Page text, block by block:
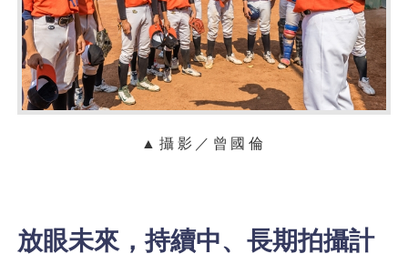
▲攝影／曾國倫
放眼未來，持續中、長期拍攝計